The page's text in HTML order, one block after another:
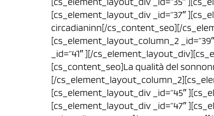
[cs_element_layout_div _id=”37″
circadianinn[/cs_content_seo][/
[cs_element_layout_column_2
_id=”41″ ][/
[cs_content_seo]La qualità del
[/
[cs_element_layout_div _id=”45″
[cs_element_layout_div _id=”47″